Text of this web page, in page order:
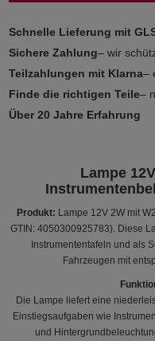
Schnelle Lieferung mit
Sichere Zahlung– wir
Teilzahlungen mit Klarna–
Finde die richtigen Teile–
Über 20 Jahre Erfahrung
Lampe
Produkt: Lampe 12V 2W mit
GTIN: 4050300925783). Diese
Instrumententafeln und als
Fahrzeugen mit
Die Lampe liefert eine
Einstiegsaufgaben wie
und